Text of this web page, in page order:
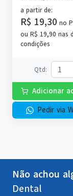
a partir de:
R$ 19,30 no
ou R$ 19,90 nas
condições
Qtd:
Adicionar
Pedir via
Não achou
Dental